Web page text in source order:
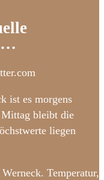
…
ist es morgens
bleibt die
liegen
Temperatur,